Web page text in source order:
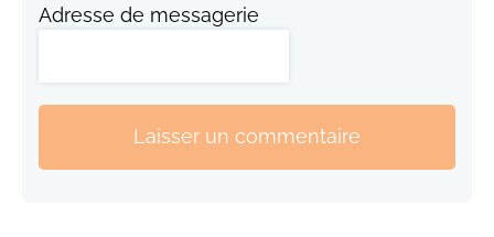
Adresse de messagerie
Laisser un commentaire